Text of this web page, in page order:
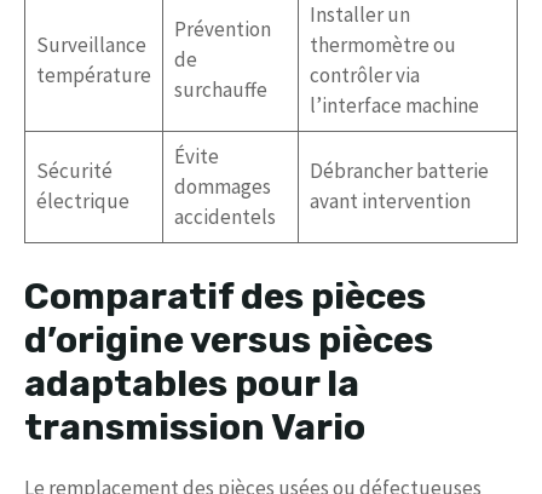
Surveillance
température
Prévention
de
surchauffe
Installer un
thermomètre ou
contrôler via
l’interface machine
Sécurité
électrique
Évite
dommages
accidentels
Débrancher batterie
avant intervention
Comparatif des pièces
d’origine versus pièces
adaptables pour la
transmission Vario
Le remplacement des pièces usées ou défectueuses